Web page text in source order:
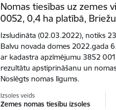
Nomas tiesības uz zemes
0052, 0,4 ha platībā,
Izsludināta (02.03.2022), notiks
Balvu novada domes 2022.gada
ar kadastra apzīmējumu 3852
rezultātu apstiprināšanu un
Noslēgts nomas līgums.
Izsoles veids
Zemes nomas tiesību izsoles